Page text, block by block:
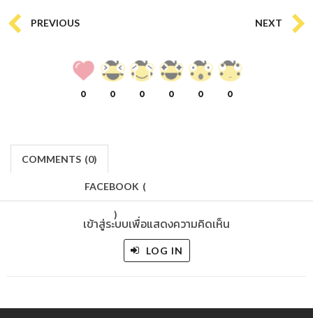
PREVIOUS NEXT
0 0 0 0 0 0
COMMENTS (0)
FACEBOOK (
)
เข้าสู่ระบบเพื่อแสดงความคิดเห็น
LOG IN